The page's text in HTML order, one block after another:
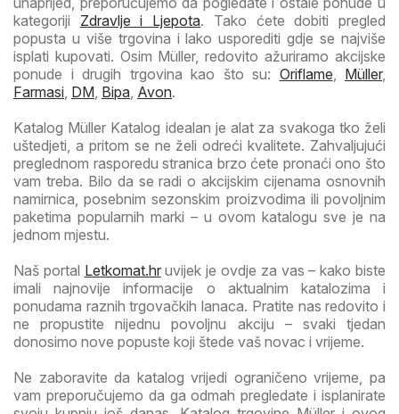
kategoriji Zdravlje i Ljepota. Tako ćete dobiti pregled
popusta u više trgovina i lako usporediti gdje se najviše
isplati kupovati. Osim Müller, redovito ažuriramo akcijske
ponude i drugih trgovina kao što su: Oriflame Müller,
Farmasi DM Bipa Avon.
Katalog Müller Katalog idealan je alat za svakoga tko želi
uštedjeti, a pritom se ne želi odreći kvalitete. Zahvaljujući
preglednom rasporedu stranica brzo ćete pronaći ono što
vam treba. Bilo da se radi o akcijskim cijenama osnovnih
namirnica, posebnim sezonskim proizvodima ili povoljnim
paketima popularnih marki – u ovom katalogu sve je na
jednom mjestu.
Naš portal Letkomat.hruvijek je ovdje za vas – kako biste
imali najnovije informacije o aktualnim katalozima i
ponudama raznih trgovačkih lanaca. Pratite nas redovito i
ne propustite nijednu povoljnu akciju – svaki tjedan
donosimo nove popuste koji štede vaš novac i vrijeme.
Ne zaboravite da katalog vrijedi ograničeno vrijeme, pa
vam preporučujemo da ga odmah pregledate i isplanirate